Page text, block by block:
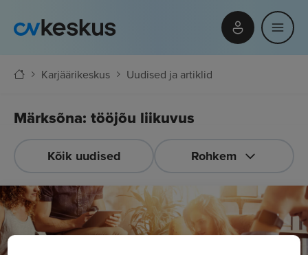
Karjäärikeskus Uudised ja artiklid
Märksõna: tööjõu liikuvus
Kõik uudised Rohkem